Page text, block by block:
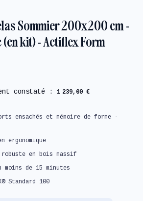
Sommier 200x200 cm -
kit) - Actiflex Form
constaté : 1 239,00 €
ensachés et mémoire de forme -
ergonomique
en bois massif
moins de 15 minutes
Standard 100